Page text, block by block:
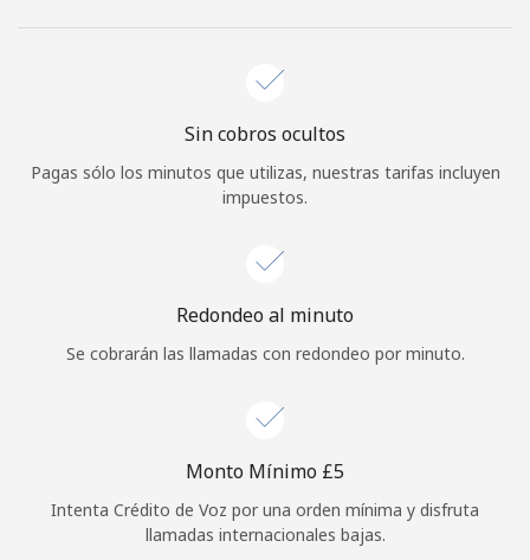
¿Olvidaste tu contraseña? →
o
Sin cobros ocultos
Pagas sólo los minutos que utilizas, nuestras tarifas incluyen
impuestos.
Redondeo al minuto
Se cobrarán las llamadas con redondeo por minuto.
Monto Mínimo ⁦£5⁩
Intenta Crédito de Voz por una orden mínima y disfruta
llamadas internacionales bajas.